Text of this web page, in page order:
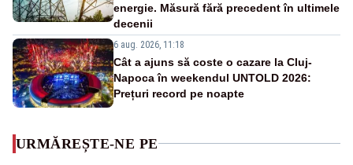
energie. Măsură fără precedent în ultimele
decenii
6 aug. 2026, 11:18
Cât a ajuns să coste o cazare la Cluj-
Napoca în weekendul UNTOLD 2026:
Prețuri record pe noapte
URMĂREȘTE-NE PE